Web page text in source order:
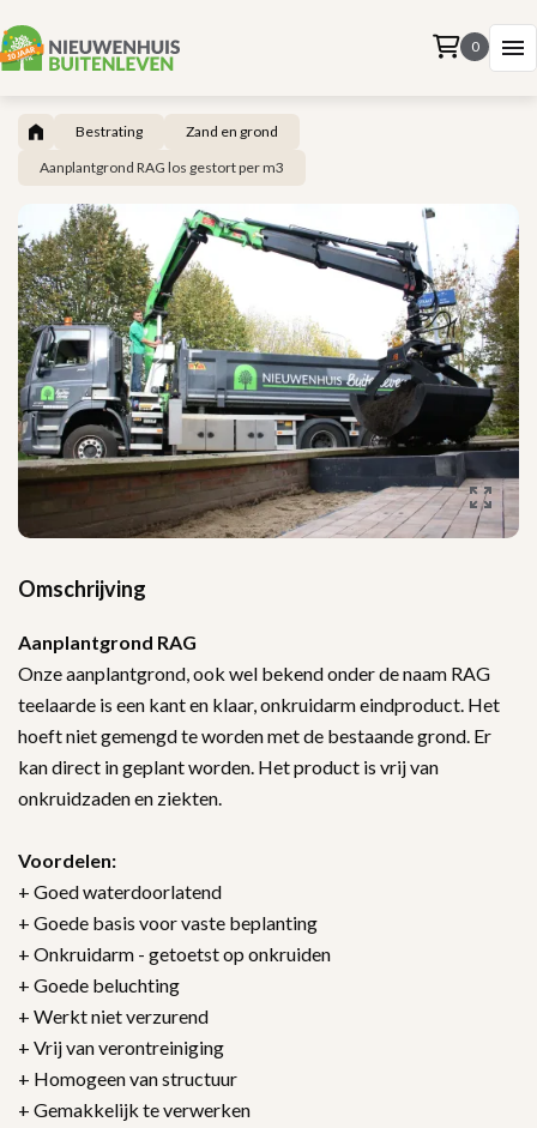
0
Bestrating
Zand en grond
Aanplantgrond RAG los gestort per m3
Omschrijving
Aanplantgrond RAG
Onze aanplantgrond, ook wel bekend onder de naam RAG
teelaarde is een kant en klaar, onkruidarm eindproduct. Het
hoeft niet gemengd te worden met de bestaande grond. Er
kan direct in geplant worden. Het product is vrij van
onkruidzaden en ziekten.
Voordelen:
+ Goed waterdoorlatend
+ Goede basis voor vaste beplanting
+ Onkruidarm - getoetst op onkruiden
+ Goede beluchting
+ Werkt niet verzurend
+ Vrij van verontreiniging
+ Homogeen van structuur
+ Gemakkelijk te verwerken